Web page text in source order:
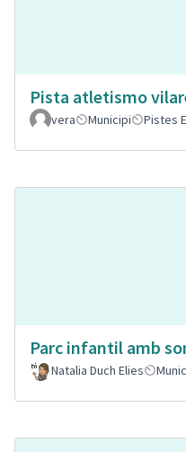
Pista atletismo
vera
Municipi Pistes
Parc infantil amb
Natalia Duch Elies